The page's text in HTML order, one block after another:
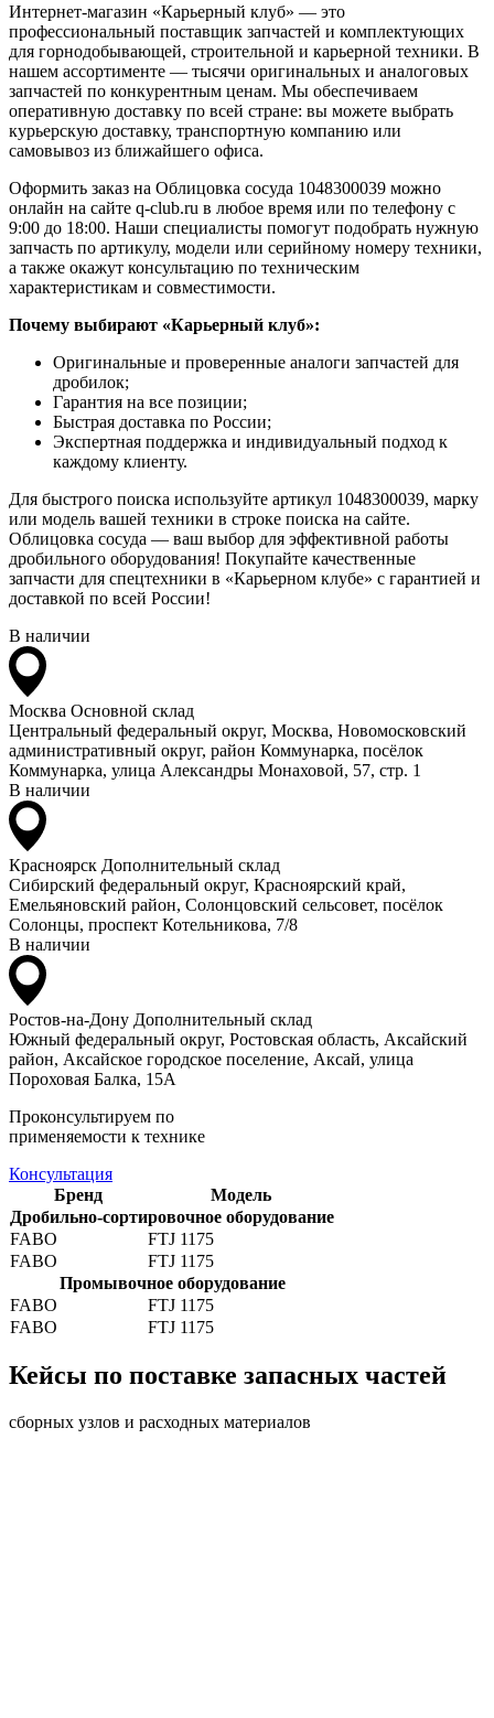
Интернет-магазин «Карьерный клуб» — это
профессиональный поставщик запчастей и комплектующих
для горнодобывающей, строительной и карьерной техники. В
нашем ассортименте — тысячи оригинальных и аналоговых
запчастей по конкурентным ценам. Мы обеспечиваем
оперативную доставку по всей стране: вы можете выбрать
курьерскую доставку, транспортную компанию или
самовывоз из ближайшего офиса.
Оформить заказ на Облицовка сосуда 1048300039 можно
онлайн на сайте q-club.ru в любое время или по телефону с
9:00 до 18:00. Наши специалисты помогут подобрать нужную
запчасть по артикулу, модели или серийному номеру техники,
а также окажут консультацию по техническим
характеристикам и совместимости.
Почему выбирают «Карьерный клуб»:
Оригинальные и проверенные аналоги запчастей для
дробилок;
Гарантия на все позиции;
Быстрая доставка по России;
Экспертная поддержка и индивидуальный подход к
каждому клиенту.
Для быстрого поиска используйте артикул 1048300039, марку
или модель вашей техники в строке поиска на сайте.
Облицовка сосуда — ваш выбор для эффективной работы
дробильного оборудования! Покупайте качественные
запчасти для спецтехники в «Карьерном клубе» с гарантией и
доставкой по всей России!
В наличии
Москва Основной склад
Центральный федеральный округ, Москва, Новомосковский
административный округ, район Коммунарка, посёлок
Коммунарка, улица Александры Монаховой, 57, стр. 1
В наличии
Красноярск Дополнительный склад
Сибирский федеральный округ, Красноярский край,
Емельяновский район, Солонцовский сельсовет, посёлок
Солонцы, проспект Котельникова, 7/8
В наличии
Ростов-на-Дону Дополнительный склад
Южный федеральный округ, Ростовская область, Аксайский
район, Аксайское городское поселение, Аксай, улица
Пороховая Балка, 15А
Проконсультируем по
применяемости к технике
Консультация
Бренд
Модель
Дробильно-сортировочное оборудование
FABO
FTJ 1175
FABO
FTJ 1175
Промывочное оборудование
FABO
FTJ 1175
FABO
FTJ 1175
Кейсы по поставке запасных частей
сборных узлов и расходных материалов